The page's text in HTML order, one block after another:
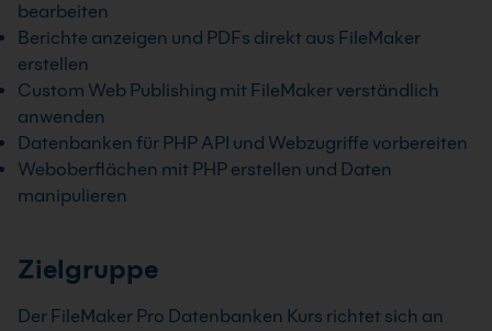
bearbeiten
Berichte anzeigen und PDFs direkt aus FileMaker
erstellen
Custom Web Publishing mit FileMaker verständlich
anwenden
Datenbanken für PHP API und Webzugriffe vorbereiten
Weboberflächen mit PHP erstellen und Daten
manipulieren
Zielgruppe
Der FileMaker Pro Datenbanken Kurs richtet sich an